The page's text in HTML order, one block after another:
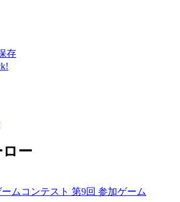
存
ー
ムコンテスト 第9回 参加ゲーム